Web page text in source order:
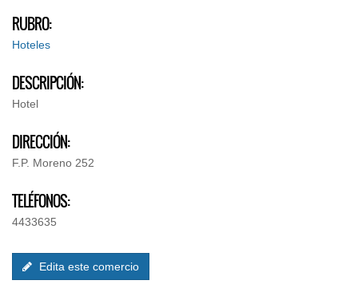
RUBRO:
Hoteles
DESCRIPCIÓN:
Hotel
DIRECCIÓN:
F.P. Moreno 252
TELÉFONOS:
4433635
Edita este comercio